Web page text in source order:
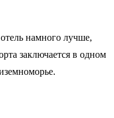
намного лучше,
заключается в одном